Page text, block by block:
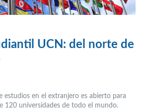
UCN: del norte de
estudios en el extranjero es abierto para
120 universidades de todo el mundo.